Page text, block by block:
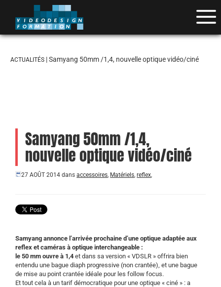
ACTUALITÉS | Samyang 50mm /1,4, nouvelle optique vidéo/ciné
Samyang 50mm /1,4,
nouvelle optique vidéo/ciné
27 AOÛT 2014 dansaccessoires, Matériels,reflex,
Samyang annonce l’arrivée prochaine d’une optique adaptée aux
reflex et caméras à optique interchangeable :
le 50 mm ouvre à 1,4 et dans sa version « VDSLR » offrira bien
entendu une bague diaph progressive (non crantée), et une bague
de mise au point crantée idéale pour les follow focus.
Et tout cela à un tarif démocratique pour une optique « ciné » : a